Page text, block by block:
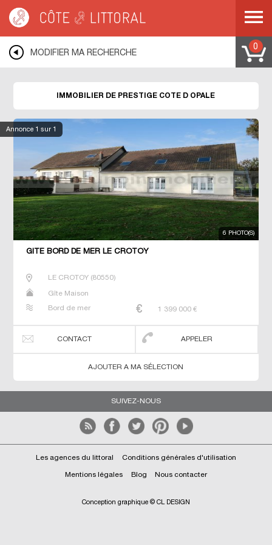
MODIFIER MA RECHERCHE
0
Annonce 1 sur 1
IMMOBILIER DE PRESTIGE COTE D OPALE
6 PHOTO(S)
GÎTE BORD DE MER LE CROTOY
LE CROTOY(80550)
Gîte Maison
Bord de mer 1 399 000 €
CONTACT APPELER
AJOUTER A MA SÉLECTION
SUIVEZ-NOUS
Les agences du littoral Conditions générales d'utilisation
Mentions légales Blog Nous contacter
Conception graphique © CL DESIGN